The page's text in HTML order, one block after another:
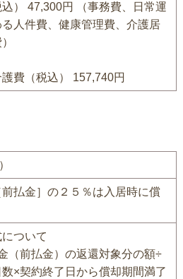
） 47,300円 （事務費、日常運
人件費、健康管理費、介護居
費（税込） 157,740円
払金］の２５％は入居時に償
ついて
（前払金）の返還対象分の額÷
×契約終了日から償却期間満了